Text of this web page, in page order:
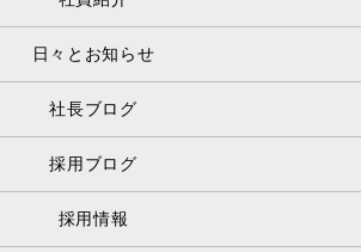
日々とお知らせ
社長ブログ
採用ブログ
採用情報